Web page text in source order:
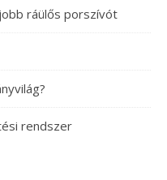
ráülős porszívót
rendszer